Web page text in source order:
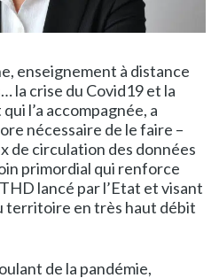
enseignement à distance
la crise du Covid19 et la
l’a accompagnée, a
nécessaire de le faire –
de circulation des données
primordial qui renforce
lancé par l’Etat et visant
territoire en très haut débit
de la pandémie,